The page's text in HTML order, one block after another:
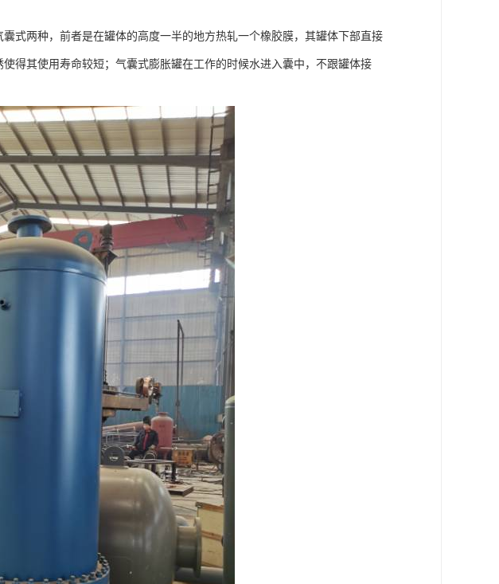
式两种，前者是在罐体的高度一半的地方热轧一个橡胶膜，其罐体下部直接
得其使用寿命较短；气囊式膨胀罐在工作的时候水进入囊中，不跟罐体接